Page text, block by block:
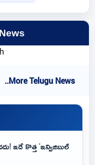
..More Telugu News
ఇదే కొత్త 'ఇన్విజిబుల్